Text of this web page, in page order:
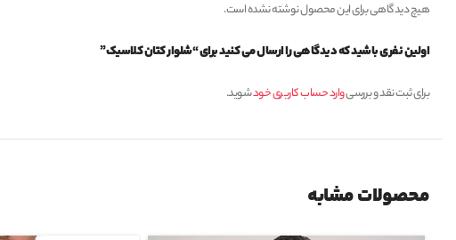
هیچ دیدگاهی برای این محصول نوشته نشده است.
اولین نفری باشید که دیدگاهی را ارسال می کنید برای “شلوار کتان کلاسیک”
برای ثبت نقد و بررسیوارد حساب کاربری خودشوید.
محصولات مشابه